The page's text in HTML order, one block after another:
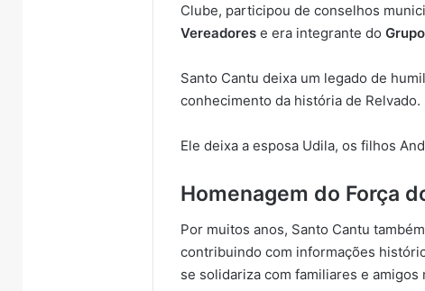
Clube, participou de conselhos
Vereadores e era integrante do
Santo Cantu deixa um legado de
conhecimento da história de Relvado.
Ele deixa a esposa Udila, os filhos
Homenagem do Força
Por muitos anos, Santo Cantu
contribuindo com informações
se solidariza com familiares e amigos